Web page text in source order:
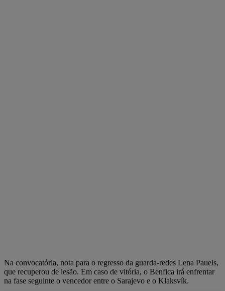
Na convocatória, nota para o regresso da guarda-redes Lena Pauels,
que recuperou de lesão. Em caso de vitória, o Benfica irá enfrentar
na fase seguinte o vencedor entre o Sarajevo e o Klaksvík.